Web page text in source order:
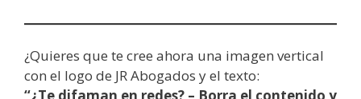
¿Quieres que te cree ahora una imagen vertical
con el logo de JR Abogados y el texto: